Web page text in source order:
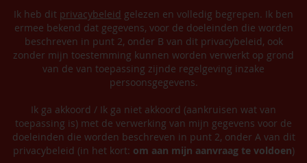
Ik heb dit privacybeleid gelezen en volledig begrepen. Ik ben
ermee bekend dat gegevens, voor de doeleinden die worden
beschreven in punt 2, onder B van dit privacybeleid, ook
zonder mijn toestemming kunnen worden verwerkt op grond
van de van toepassing zijnde regelgeving inzake
persoonsgegevens.
Ik ga akkoord / Ik ga niet akkoord (aankruisen wat van
toepassing is) met de verwerking van mijn gegevens voor de
doeleinden die worden beschreven in punt 2, onder A van dit
privacybeleid (in het kort: om aan mijn aanvraag te voldoen)